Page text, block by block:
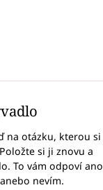
na otázku, kterou si
si ji znovu a
To vám odpoví ano
nevím.